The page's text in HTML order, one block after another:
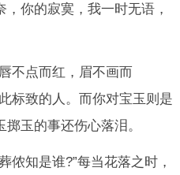
你的寂寞，我一时无语，
不点而红，眉不画而
标致的人。而你对宝玉则是
玉的事还伤心落泪。
侬知是谁?”每当花落之时，